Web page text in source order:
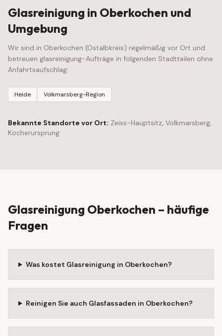
Glasreinigung in Oberkochen und
Umgebung
Wir sind in Oberkochen (Ostalbkreis) regelmäßig vor Ort und
betreuen glasreinigung-Aufträge in folgenden Stadtteilen ohne
Anfahrtsaufschlag:
Heide Volkmarsberg-Region
Bekannte Standorte vor Ort: Zeiss-Hauptsitz, Volkmarsberg,
Kocherursprung
Glasreinigung Oberkochen – häufige
Fragen
Was kostet Glasreinigung in Oberkochen?
Reinigen Sie auch Glasfassaden in Oberkochen?